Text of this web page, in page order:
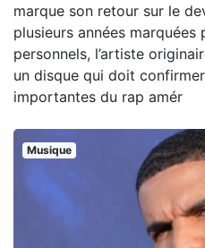
marque son retour sur le
plusieurs années marquées
personnels, l’artiste
un disque qui doit
importantes du rap amér
Musique